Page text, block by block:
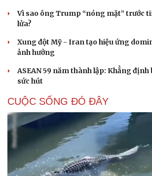
Vì sao ông Trump “nóng mặt” trước
lửa?
Xung đột Mỹ - Iran tạo hiệu ứng
ảnh hưởng
ASEAN 59 năm thành lập: Khẳng
sức hút
CUỘC SỐNG ĐÓ ĐÂY